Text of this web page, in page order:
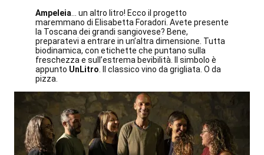
Ampeleia … un altro litro! Ecco il progetto
maremmano di Elisabetta Foradori. Avete presente
la Toscana dei grandi sangiovese? Bene,
preparatevi a entrare in un’altra dimensione. Tutta
biodinamica, con etichette che puntano sulla
freschezza e sull’estrema bevibilità. Il simbolo è
appunto UnLitro . Il classico vino da grigliata. O da
pizza.